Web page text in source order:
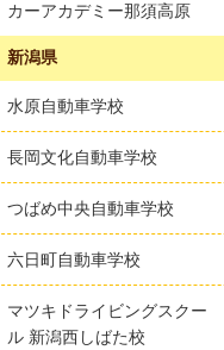
カーアカデミー那須高原
新潟県
水原自動車学校
長岡文化自動車学校
つばめ中央自動車学校
六日町自動車学校
マツキドライビングスクー
ル 新潟西しばた校